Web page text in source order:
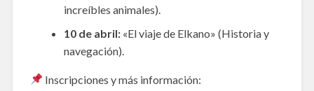
increíbles animales).
10 de abril:«El viaje de Elkano» (Historia y
navegación).
Inscripciones y más información: